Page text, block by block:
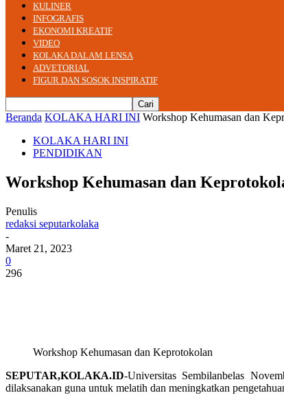
KULINER
INFOGRAFIS
EKONOMI KREATIF
VIDEO
KOLAKA DALAM LENSA
ADVETORIAL
FIGUR DAN SOSOK INSPIRATIF
Beranda KOLAKA HARI INI Workshop Kehumasan dan
KOLAKA HARI INI
PENDIDIKAN
Workshop Kehumasan dan
Penulis
redaksi seputarkolaka
-
Maret 21, 2023
0
296
Workshop Kehumasan dan Keprotokolan
SEPUTAR,KOLAKA.ID-Universitas Sembilanbelas
dilaksanakan guna untuk melatih dan meningkatkan